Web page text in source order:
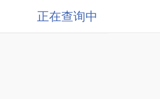
正在查询中